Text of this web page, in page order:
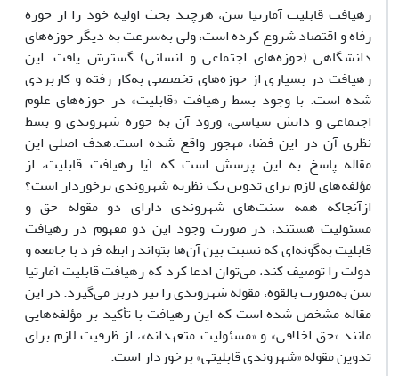
رهیافت قابلیت آمارتیا سن، هرچند بحث اولیه خود را از حوزه
رفاه و اقتصاد شروع کرده است، ولی به‌سرعت به دیگر حوزه‌های
دانشگاهی (حوزه‌های اجتماعی و انسانی) گسترش یافت. این
رهیافت در بسیاری از حوزه‌های تخصصی به‌کار رفته و کاربردی
شده است. با وجود بسط رهیافت «قابلیت» در حوزه‌های علوم
اجتماعی و دانش سیاسی، ورود آن به حوزه شهروندی و بسط
نظری آن در این فضا، مهجور واقع شده است.هدف اصلی این
مقاله پاسخ به این پرسش است که آیا رهیافت قابلیت، از
مؤلفه‌های لازم برای تدوین یک نظریه شهروندی برخوردار است؟
ازآنجاکه همه سنت‌های شهروندی دارای دو مقوله حق و
مسئولیت هستند، در صورت وجود این دو مفهوم در رهیافت
قابلیت به‌گونه‌ای که نسبت بین آن‌ها بتواند رابطه فرد با جامعه و
دولت را توصیف کند، می‌توان ادعا کرد که رهیافت قابلیت آمارتیا
سن به‌صورت بالقوه، مقوله شهروندی را نیز دربر می‌گیرد. در این
مقاله مشخص شده است که این رهیافت با تأکید بر مؤلفه‌هایی
مانند «حق اخلاقی» و «مسئولیت متعهدانه»، از ظرفیت لازم برای
تدوین مقوله «شهروندی قابلیتی» برخوردار است.